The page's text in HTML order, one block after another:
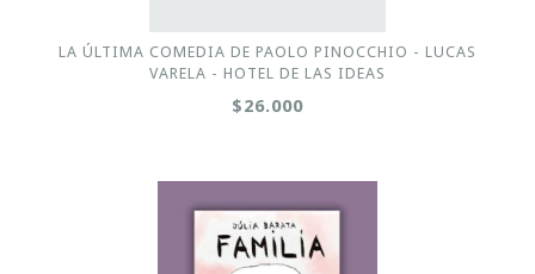
LA ÚLTIMA COMEDIA DE PAOLO PINOCCHIO - LUCAS
VARELA - HOTEL DE LAS IDEAS
$26.000